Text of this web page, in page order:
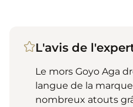
L'avis de
Le mors Goyo Aga
langue de la
nombreux atouts